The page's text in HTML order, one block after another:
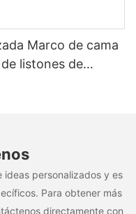
Marco de cama
listones de
ideas personalizados y es
Para obtener más
directamente con